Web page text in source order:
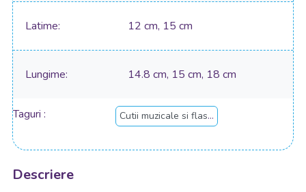
Latime 12 cm, 15 cm
Lungime 14.8 cm, 15 cm, 18 cm
Taguri Cutii muzicale si flasnete
Descriere